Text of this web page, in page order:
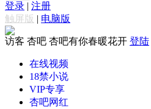
登录 | 注册
触屏版 | 电脑版
访客 杏吧 杏吧有你春暖花开 登陆
在线视频
18禁小说
VIP专享
杏吧网红